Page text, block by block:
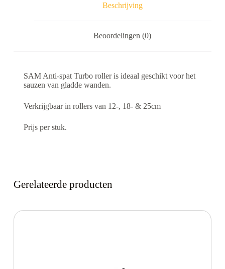
Beschrijving
Beoordelingen (0)
SAM Anti-spat Turbo roller is ideaal geschikt voor het
sauzen van gladde wanden.
Verkrijgbaar in rollers van 12-, 18- & 25cm
Prijs per stuk.
Gerelateerde producten